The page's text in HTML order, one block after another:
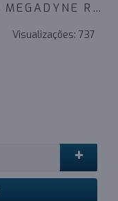
CORREIA 3M 480 X 20MM MEGADYNE RPP
Visualizações: 737
+